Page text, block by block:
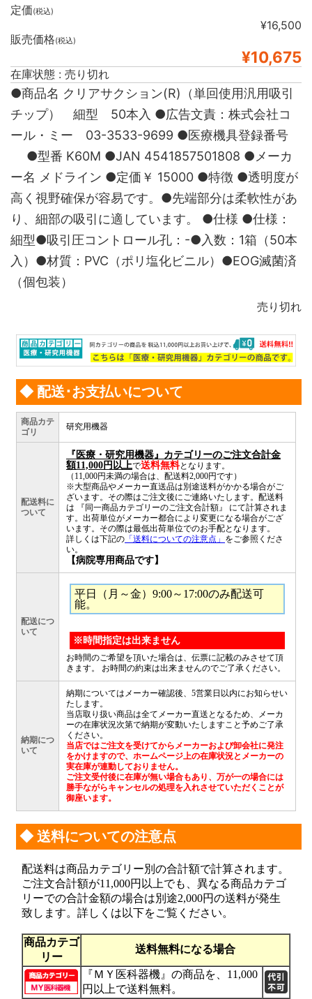
定価(税込)
¥16,500
販売価格(税込)
¥10,675
在庫状態 : 売り切れ
●商品名 クリアサクション(R)（単回使用汎用吸引
チップ） 細型 50本入 ●広告文責：株式会社コ
ール・ミー 03-3533-9699 ●医療機具登録番号
●型番 K60M ●JAN 4541857501808 ●メーカ
ー名 メドライン ●定価￥ 15000 ●特徴 ●透明度が
高く視野確保が容易です。●先端部分は柔軟性があ
り、細部の吸引に適しています。 ●仕様 ●仕様：
細型●吸引圧コントロール孔：-●入数：1箱（50本
入）●材質：PVC（ポリ塩化ビニル）●EOG滅菌済
（個包装）
売り切れ